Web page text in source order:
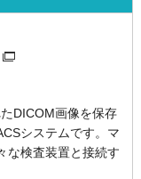
DICOM画像を保存
システムです。マ
な検査装置と接続す